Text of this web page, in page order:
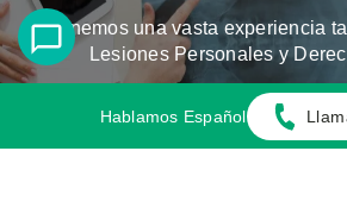
Tenemos una vasta experiencia
Lesiones Personales y
CONOZCA LOS
MANEJAMOS
Hablamos Español